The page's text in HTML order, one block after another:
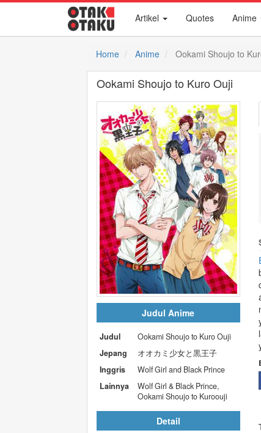
Artikel Quotes Anime
Home Anime Ookami Shoujo to
Ookami Shoujo to Kuro Ouji
Judul Anime
Judul
Ookami Shoujo to Kuro Ouji
Jepang
オオカミ少女と黒王子
Inggris
Wolf Girl and Black Prince
Lainnya
Wolf Girl & Black Prince,
Ookami Shoujo to Kuroouji
Detail